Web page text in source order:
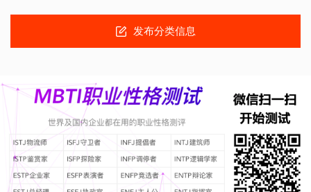
发布分类信息